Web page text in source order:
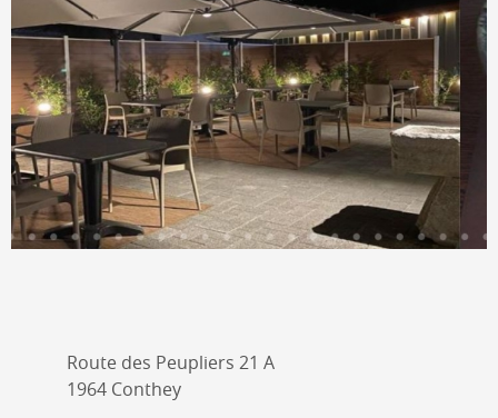
Route des Peupliers 21 A
1964 Conthey